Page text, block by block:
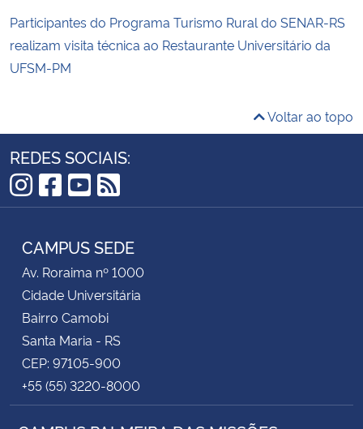
Participantes do Programa Turismo Rural do SENAR-RS
realizam visita técnica ao Restaurante Universitário da
UFSM-PM
Voltar ao topo
REDES SOCIAIS:
Instagram
Facebook
YouTube
RSS
CAMPUS SEDE
Av. Roraima nº 1000
Cidade Universitária
Bairro Camobi
Santa Maria - RS
CEP: 97105-900
+55 (55) 3220-8000